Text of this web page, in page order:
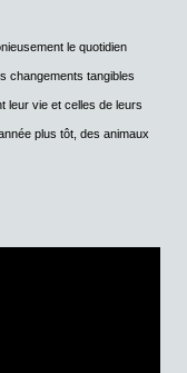
le quotidien
changements tangibles
leur vie et celles de leurs
plus tôt, des animaux